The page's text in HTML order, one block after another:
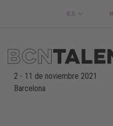
ES
2 - 11 de noviembre 2021
Barcelona